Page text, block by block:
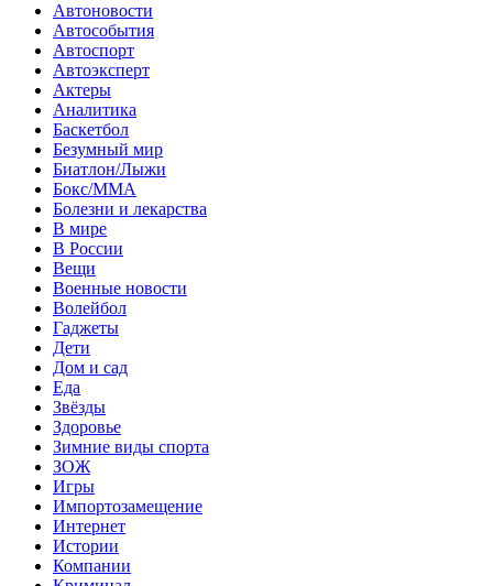
Автоновости
Автособытия
Автоспорт
Автоэксперт
Актеры
Аналитика
Баскетбол
Безумный мир
Биатлон/Лыжи
Бокс/MMA
Болезни и лекарства
В мире
В России
Вещи
Военные новости
Волейбол
Гаджеты
Дети
Дом и сад
Еда
Звёзды
Здоровье
Зимние виды спорта
ЗОЖ
Игры
Импортозамещение
Интернет
Истории
Компании